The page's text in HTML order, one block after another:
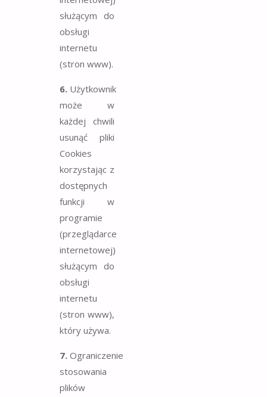
służącym do
obsługi
internetu
(stron www).
6. Użytkownik
może w
każdej chwili
usunąć pliki
Cookies
korzystając z
dostępnych
funkcji w
programie
(przeglądarce
internetowej)
służącym do
obsługi
internetu
(stron www),
który używa.
7. Ograniczenie
stosowania
plików